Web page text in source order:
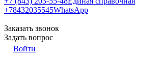
+78432035545WhatsApp
Заказать звонок
Задать вопрос
Войти